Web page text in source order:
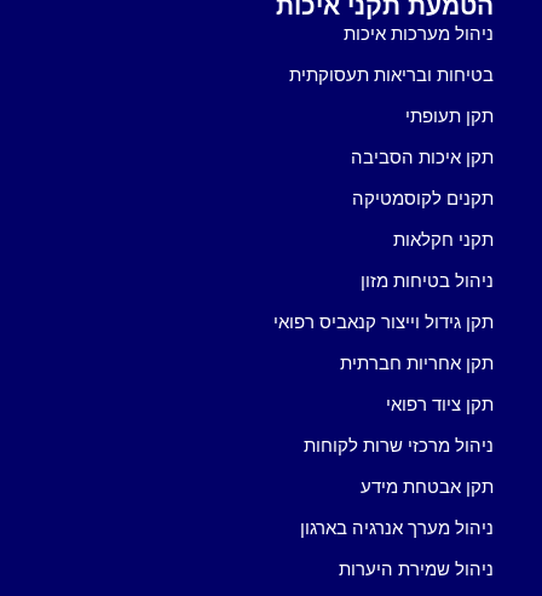
ניהול מערכות איכות
בטיחות ובריאות תעסוקתית
תקן תעופתי
תקן איכות הסביבה
תקנים לקוסמטיקה
תקני חקלאות
ניהול בטיחות מזון
תקן גידול וייצור קנאביס רפואי
תקן אחריות חברתית
תקן ציוד רפואי
ניהול מרכזי שרות לקוחות
תקן אבטחת מידע
ניהול מערך אנרגיה בארגון
ניהול שמירת היערות